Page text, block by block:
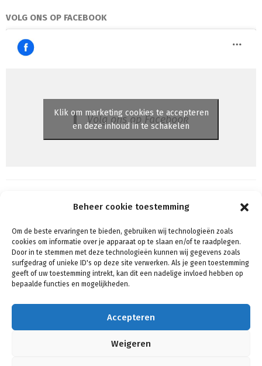
Beheer cookie toestemming
Om de beste ervaringen te bieden, gebruiken wij technologieën zoals
cookies om informatie over je apparaat op te slaan en/of te raadplegen.
Door in te stemmen met deze technologieën kunnen wij gegevens zoals
surfgedrag of unieke ID's op deze site verwerken. Als je geen toestemming
geeft of uw toestemming intrekt, kan dit een nadelige invloed hebben op
bepaalde functies en mogelijkheden.
Accepteren
Weigeren
VOLG ONS OP FACEBOOK
Volg ons op Facebook
Klik om marketing cookies te accepteren
en deze inhoud in te schakelen
Algemene voorwaarden
Voorwaarden & condities
Cookiebeleid (EU)
Privacy
Mijn account